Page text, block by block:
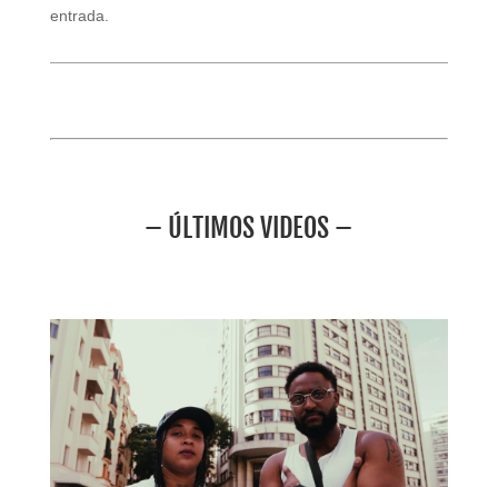
entrada.
– ÚLTIMOS VIDEOS –